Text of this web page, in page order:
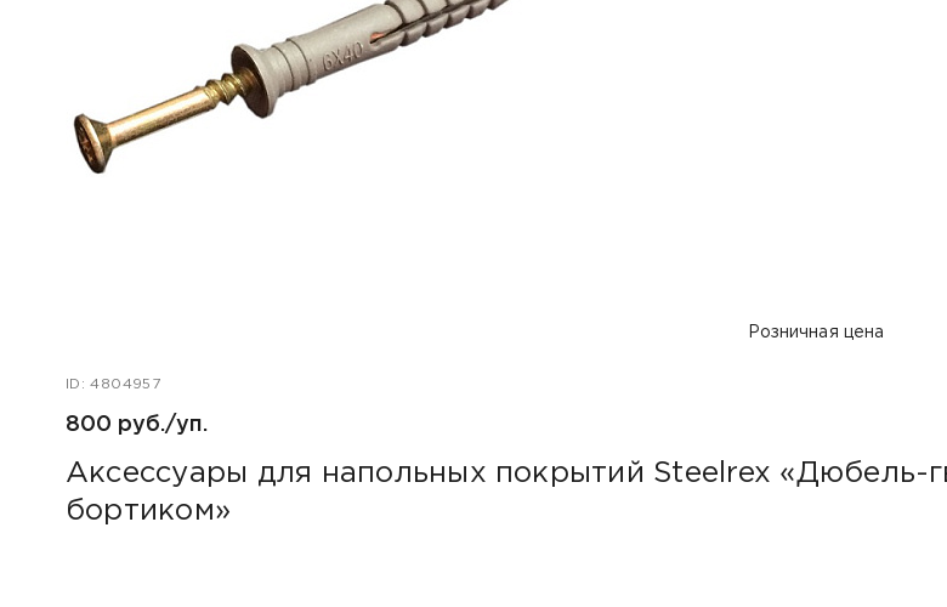
Розничная цена
ID: 4804957
800 руб./уп.
Аксессуары для напольных покрытий Steelrex «Дюбель-
бортиком»